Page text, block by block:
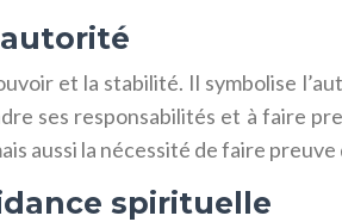
et la stabilité. Il symbolise
ses responsabilités et à faire
aussi la nécessité de faire
spirituelle